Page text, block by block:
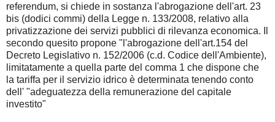
referendum, si chiede in sostanza l'abrogazione dell'art. 23
bis (dodici commi) della Legge n. 133/2008, relativo alla
privatizzazione dei servizi pubblici di rilevanza economica. Il
secondo quesito propone "l'abrogazione dell'art.154 del
Decreto Legislativo n. 152/2006 (c.d. Codice dell'Ambiente),
limitatamente a quella parte del comma 1 che dispone che
la tariffa per il servizio idrico è determinata tenendo conto
dell' "adeguatezza della remunerazione del capitale
investito"